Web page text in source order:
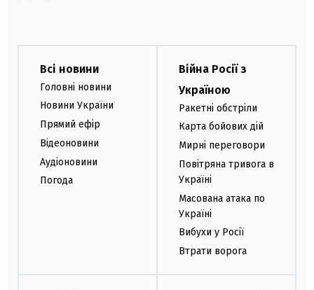
Всі новини
Головні новини
Новини України
Прямий ефір
Відеоновини
Аудіоновини
Погода
Війна Росії з
Україною
Ракетні обстріли
Карта бойових дій
Мирні переговори
Повітряна тривога в
Україні
Масована атака по
Україні
Вибухи у Росії
Втрати ворога